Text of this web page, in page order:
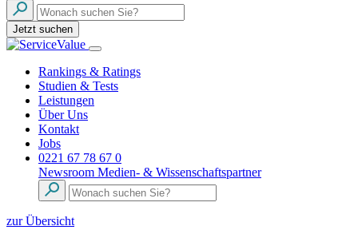
Jetzt suchen
Rankings & Ratings
Studien & Tests
Leistungen
Über Uns
Kontakt
Jobs
0221 67 78 67 0
Newsroom Medien- & Wissenschaftspartner
zur Übersicht